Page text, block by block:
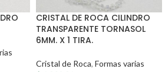
CRISTAL DE ROCA CILINDRO
TRANSPARENTE TORNASOL
6MM. X 1 TIRA.
Cristal de Roca, Formas varias